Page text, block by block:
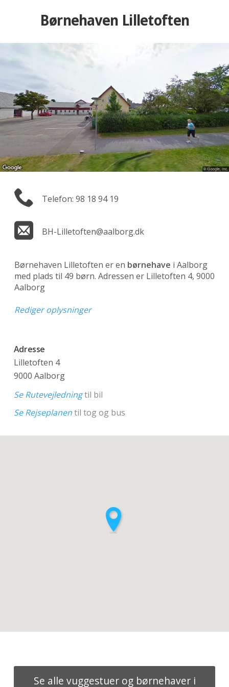
Børnehaven Lilletoften
Telefon: 98 18 94 19
BH-Lilletoften@aalborg.dk
Børnehaven Lilletoften er en børnehave i Aalborg
med plads til 49 børn. Adressen er Lilletoften 4, 9000
Aalborg
Rediger oplysninger
Adresse
Lilletoften 4
9000 Aalborg
Se Rutevejledningtil bil
Se Rejseplanentil tog og bus
Se alle vuggestuer og børnehaver i